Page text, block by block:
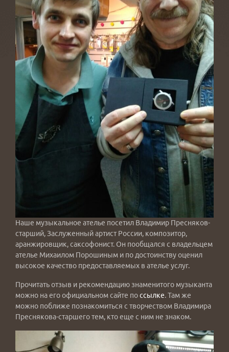
Наше музыкальное ателье посетил Владимир Пресняков-
старший, Заслуженный артист России, композитор,
аранжировщик, саксофонист. Он пообщался с владельцем
ателье Михаилом Порошиным и по достоинству оценил
высокое качество предоставляемых в ателье услуг.
Прочитать отзыв и рекомендацию знаменитого музыканта
можно на его официальном сайте поссылке. Там же
можно поближе познакомиться с творчеством Владимира
Преснякова-старшего тем, кто еще с ним не знаком.